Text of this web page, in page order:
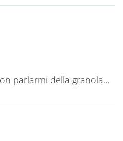
parlarmi della granola…